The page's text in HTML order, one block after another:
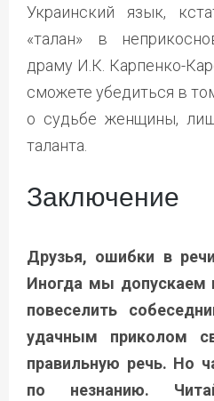
Украинский язык,
«талан» в
драму И.К. Карпенко-
сможете убедиться в
о судьбе женщины,
таланта.
Заключение
Друзья, ошибки в
Иногда мы допускаем
повеселить
удачным приколом
правильную речь. Но
по незнанию.